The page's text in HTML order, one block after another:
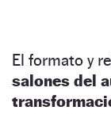
El formato y
salones del